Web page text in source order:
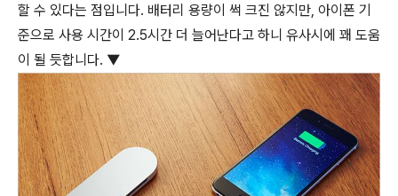
할 수 있다는 점입니다. 배터리 용량이 썩 크진 않지만, 아이폰 기
준으로 사용 시간이 2.5시간 더 늘어난다고 하니 유사시에 꽤 도움
이 될 듯합니다. ▼